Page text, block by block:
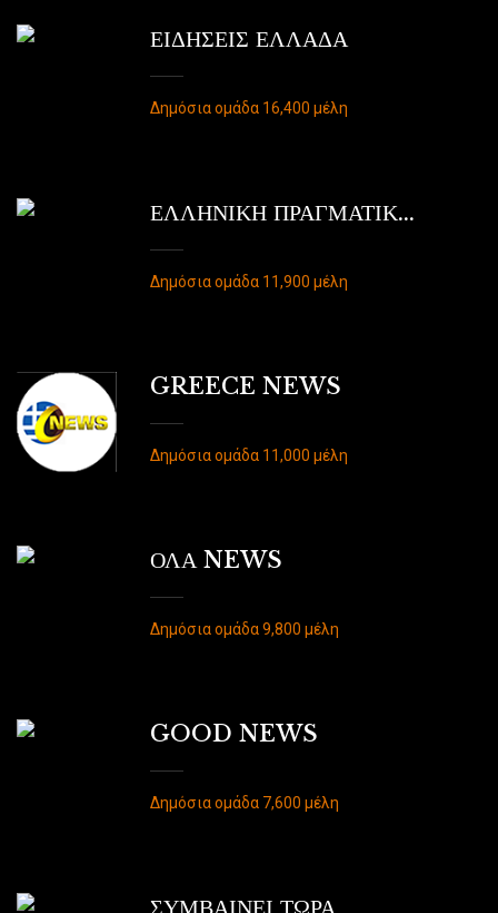
ΕΙΔΗΣΕΙΣ ΕΛΛΑΔΑ
Δημόσια ομάδα 16,400 μέλη
ΕΛΛΗΝΙΚΗ ΠΡΑΓΜΑΤΙΚ...
Δημόσια ομάδα 11,900 μέλη
GREECE NEWS
Δημόσια ομάδα 11,000 μέλη
ΟΛΑ NEWS
Δημόσια ομάδα 9,800 μέλη
GOOD NEWS
Δημόσια ομάδα 7,600 μέλη
ΣΥΜΒΑΙΝΕΙ ΤΩΡΑ